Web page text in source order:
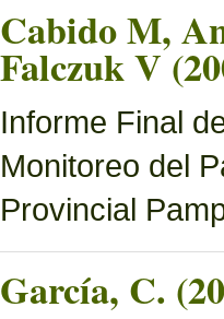
Cabido M,
Falczuk V
Informe Final
Monitoreo del
Provincial
García, C.